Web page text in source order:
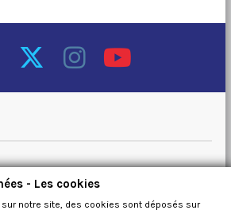
- Les cookies
sur notre site, des cookies sont déposés sur